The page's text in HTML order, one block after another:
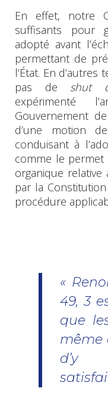
En effet, notre
suffisants pour
adopté avant
permettant de
l’État. En
pas de shut
expérimenté
Gouvernement
d’une motion
conduisant à
comme le permet
organique
par la
procédure
«
49, 3
que
même
d’y